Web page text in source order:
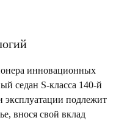
инновационных
седан S-класса 140-й
эксплуатации подлежит
внося свой вклад